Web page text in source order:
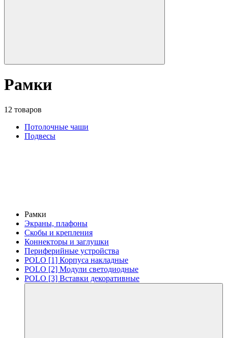
Рамки
12 товаров
Потолочные чаши
Подвесы
Рамки
Экраны, плафоны
Скобы и крепления
Коннекторы и заглушки
Периферийные устройства
POLO [1] Корпуса накладные
POLO [2] Модули светодиодные
POLO [3] Вставки декоративные